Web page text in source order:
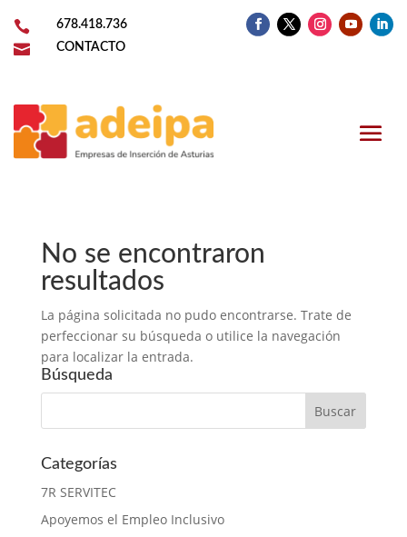
 678.418.736
 CONTACTO
No se encontraron
resultados
La página solicitada no pudo encontrarse. Trate de
perfeccionar su búsqueda o utilice la navegación
para localizar la entrada.
Búsqueda
Categorías
7R SERVITEC
Apoyemos el Empleo Inclusivo